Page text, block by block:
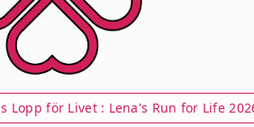
Lopp för Livet : Lena's Run for Life